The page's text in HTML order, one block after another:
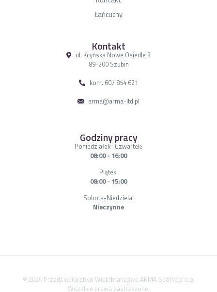
Łańcuchy
Kontakt
ul. Kcyńska Nowe Osiedle 3
89-200 Szubin
kom. 607 854 621
arma@arma-ltd.pl
Godziny pracy
Poniedziałek- Czwartek:
08:00 - 16:00
Piątek:
08:00 - 15:00
Sobota-Niedziela:
Nieczynne
© 2026 Przedsiębiorstwo Wielobranżowe ARMA Spółka z o.o.
Wszelkie prawa zastrzeżone.